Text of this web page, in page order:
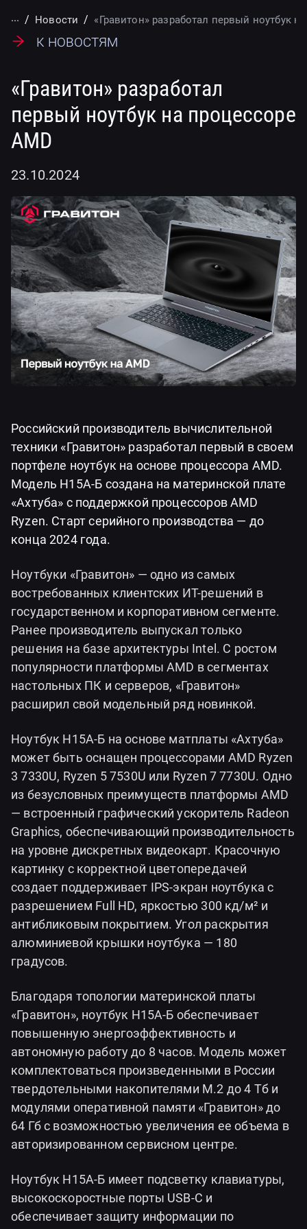
... Новости «Гравитон» разработал первый ноутбук
К новостям
«Гравитон» разработал
первый ноутбук на процессоре
AMD
23.10.2024
Российский производитель вычислительной
техники «Гравитон» разработал первый в своем
портфеле ноутбук на основе процессора AMD.
Модель Н15А-Б создана на материнской плате
«Ахтуба» с поддержкой процессоров AMD
Ryzen. Старт серийного производства — до
конца 2024 года.
Ноутбуки «Гравитон» — одно из самых
востребованных клиентских ИТ-решений в
государственном и корпоративном сегменте.
Ранее производитель выпускал только
решения на базе архитектуры Intel. С ростом
популярности платформы AMD в сегментах
настольных ПК и серверов, «Гравитон»
расширил свой модельный ряд новинкой.
Ноутбук Н15А-Б на основе матплаты «Ахтуба»
может быть оснащен процессорами AMD Ryzen
3 7330U, Ryzen 5 7530U или Ryzen 7 7730U. Одно
из безусловных преимуществ платформы AMD
— встроенный графический ускоритель Radeon
Graphics, обеспечивающий производительность
на уровне дискретных видеокарт. Красочную
картинку с корректной цветопередачей
создает поддерживает IPS-экран ноутбука с
разрешением Full HD, яркостью 300 кд/м² и
антибликовым покрытием. Угол раскрытия
алюминиевой крышки ноутбука — 180
градусов.
Благодаря топологии материнской платы
«Гравитон», ноутбук Н15А-Б обеспечивает
повышенную энергоэффективность и
автономную работу до 8 часов. Модель может
комплектоваться произведенными в России
твердотельными накопителями М.2 до 4 Тб и
модулями оперативной памяти «Гравитон» до
64 Гб с возможностью увеличения ее объема в
авторизированном сервисном центре.
Ноутбук Н15А-Б имеет подсветку клавиатуры,
высокоскоростные порты USB-C и
обеспечивает защиту информации по